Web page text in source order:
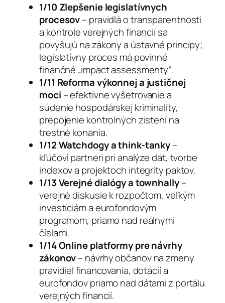
1/10 Zlepšenie legislatívnych
procesov– pravidlá o transparentnosti
a kontrole verejných financií sa
povyšujú na zákony a ústavné princípy;
legislatívny proces má povinné
finančné „impact assessmenty“.
1/11 Reforma výkonnej a justičnej
moci – efektívne vyšetrovanie a
súdenie hospodárskej kriminality,
prepojenie kontrolných zistení na
trestné konania.
1/12 Watchdogy a think-tanky–
kľúčoví partneri pri analýze dát, tvorbe
indexov a projektoch integrity paktov.
1/13 Verejné dialógy a townhally–
verejné diskusie k rozpočtom, veľkým
investíciám a eurofondovým
programom, priamo nad reálnymi
číslami.
1/14 Online platformy pre návrhy
zákonov– návrhy občanov na zmeny
pravidiel financovania, dotácií a
eurofondov priamo nad dátami z portálu
verejných financií.